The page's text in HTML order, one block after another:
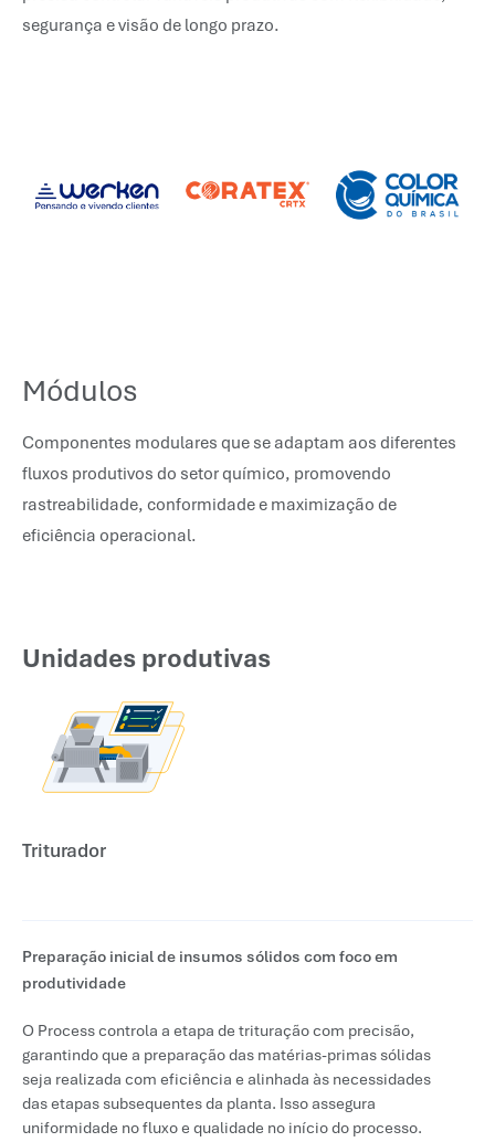
segurança e visão de longo prazo.
Módulos
Componentes modulares que se adaptam aos diferentes
fluxos produtivos do setor químico, promovendo
rastreabilidade, conformidade e maximização de
eficiência operacional.
Unidades produtivas
Triturador
Preparação inicial de insumos sólidos com foco em
produtividade
O Process controla a etapa de trituração com precisão,
garantindo que a preparação das matérias-primas sólidas
seja realizada com eficiência e alinhada às necessidades
das etapas subsequentes da planta. Isso assegura
uniformidade no fluxo e qualidade no início do processo.